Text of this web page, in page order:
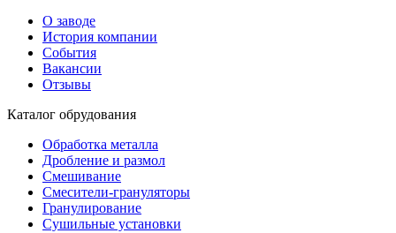
О заводе
История компании
События
Вакансии
Отзывы
Каталог обрудования
Обработка металла
Дробление и размол
Смешивание
Смесители-грануляторы
Гранулирование
Сушильные установки